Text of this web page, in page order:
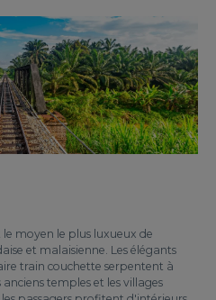
le moyen le plus luxueux de
et malaisienne. Les élégants
train couchette serpentent à
temples et les villages